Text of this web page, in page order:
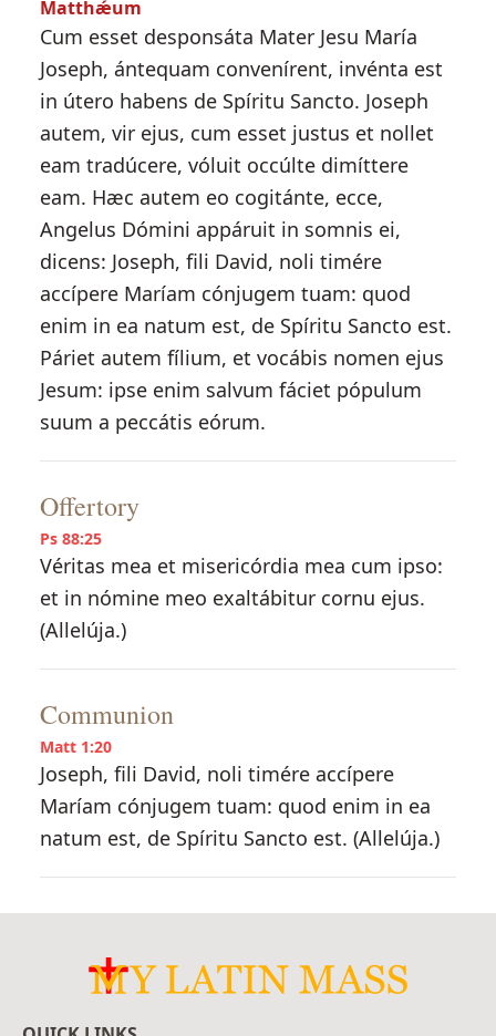
Matthǽum
Cum esset desponsáta Mater Jesu María
Joseph, ántequam convenírent, invénta est
in útero habens de Spíritu Sancto. Joseph
autem, vir ejus, cum esset justus et nollet
eam tradúcere, vóluit occúlte dimíttere
eam. Hæc autem eo cogitánte, ecce,
Angelus Dómini appáruit in somnis ei,
dicens: Joseph, fili David, noli timére
accípere Maríam cónjugem tuam: quod
enim in ea natum est, de Spíritu Sancto est.
Páriet autem fílium, et vocábis nomen ejus
Jesum: ipse enim salvum fáciet pópulum
suum a peccátis eórum.
Offertory
Ps 88:25
Véritas mea et misericórdia mea cum ipso:
et in nómine meo exaltábitur cornu ejus.
(Allelúja.)
Communion
Matt 1:20
Joseph, fili David, noli timére accípere
Maríam cónjugem tuam: quod enim in ea
natum est, de Spíritu Sancto est. (Allelúja.)